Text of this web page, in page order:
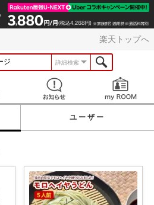
楽天トップへ
詳細検索
見つける お知らせ
ユーザー